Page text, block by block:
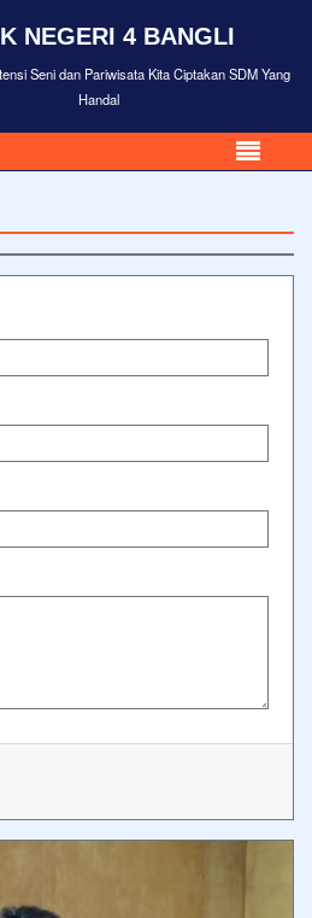
NEGERI 4 BANGLI
Seni dan Pariwisata Kita Ciptakan SDM Yang
Handal